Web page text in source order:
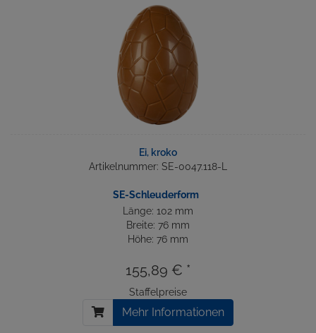
Ei, kroko
Artikelnummer: SE-0047.118-L
SE-Schleuderform
Länge: 102 mm
Breite: 76 mm
Höhe: 76 mm
155,89 € *
Staffelpreise
Mehr Informationen